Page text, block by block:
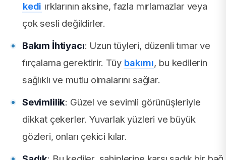
kedi ırklarının aksine, fazla mırlamazlar veya
çok sesli değildirler.
Bakım İhtiyacı: Uzun tüyleri, düzenli tımar ve
fırçalama gerektirir. Tüy bakımı, bu kedilerin
sağlıklı ve mutlu olmalarını sağlar.
Sevimlilik: Güzel ve sevimli görünüşleriyle
dikkat çekerler. Yuvarlak yüzleri ve büyük
gözleri, onları çekici kılar.